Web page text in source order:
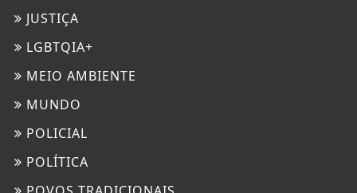
JUSTIÇA
LGBTQIA+
MEIO AMBIENTE
MUNDO
POLICIAL
POLÍTICA